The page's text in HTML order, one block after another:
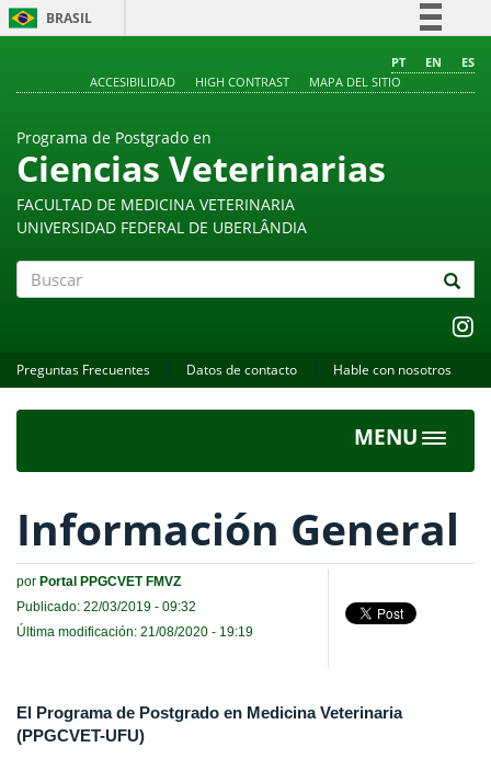
BRASIL
Comunica BR
Acesso à informação
Legislação
PT EN
ES
ACCESIBILIDAD
HIGH CONTRAST MAPA DEL SITIO
Programa de Postgrado en
Ciencias Veterinarias
FACULTAD DE MEDICINA VETERINARIA
UNIVERSIDAD FEDERAL DE UBERLÂNDIA
Preguntas Frecuentes Datos de contacto Hable con nosotros
MENU
Toggle
Información General
por Portal PPGCVET FMVZ
Publicado: 22/03/2019 - 09:32
Última modificación: 21/08/2020 - 19:19
El Programa de Postgrado en Medicina Veterinaria
(PPGCVET-UFU)